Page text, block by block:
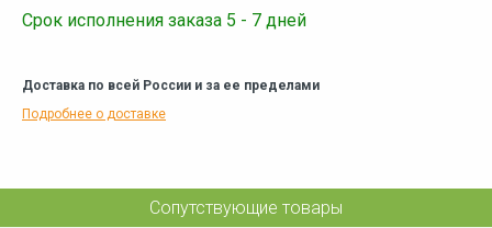
Срок исполнения заказа 5 - 7 дней
Доставка по всей России и за ее пределами
Подробнее о доставке
Сопутствующие товары